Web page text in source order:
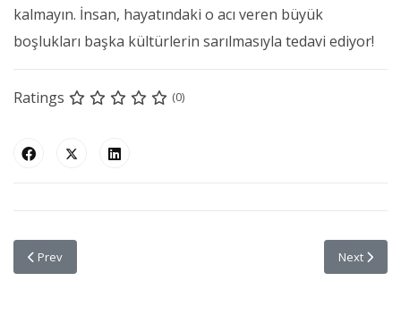
kalmayın. İnsan, hayatındaki o acı veren büyük
boşlukları başka kültürlerin sarılmasıyla tedavi ediyor!
Ratings (0)
Previous article: Avucunuzdaki Dünya: Lens Topu (Lensball)
Prev Next
Next